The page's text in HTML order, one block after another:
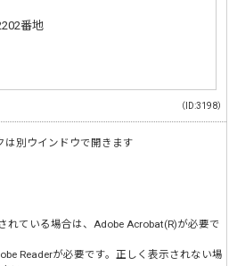
番地
（ID:3198）
は別ウインドウで開きます
ている場合は、 Adobe Acrobat(R)が必要で
Readerが必要です。正しく表示されない場